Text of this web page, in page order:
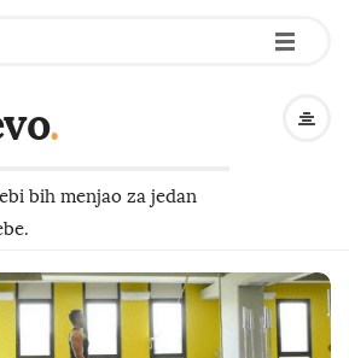
-
-
-
.
bih menjao za jedan